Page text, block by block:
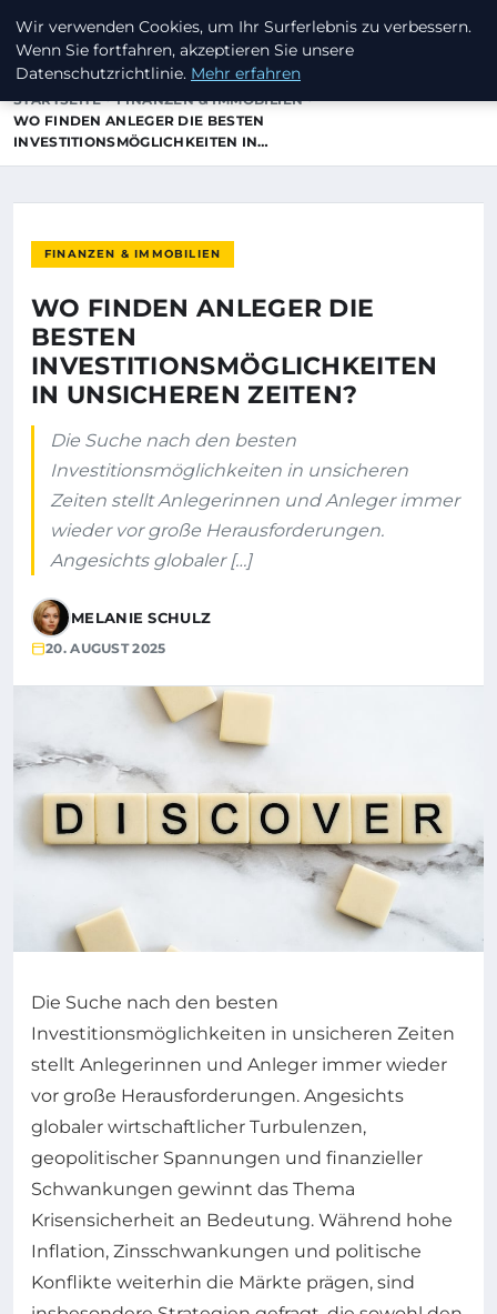
GUTSCHEINEWURST
STARTSEITE
FINANZEN & IMMOBILIEN
WO FINDEN ANLEGER DIE BESTEN
INVESTITIONSMÖGLICHKEITEN IN…
FINANZEN & IMMOBILIEN
WO FINDEN ANLEGER DIE
BESTEN
INVESTITIONSMÖGLICHKEITEN
IN UNSICHEREN ZEITEN?
Die Suche nach den besten
Investitionsmöglichkeiten in unsicheren
Zeiten stellt Anlegerinnen und Anleger immer
wieder vor große Herausforderungen.
Angesichts globaler […]
MELANIE SCHULZ
20. AUGUST 2025
Die Suche nach den besten
Investitionsmöglichkeiten in unsicheren Zeiten
stellt Anlegerinnen und Anleger immer wieder
vor große Herausforderungen. Angesichts
globaler wirtschaftlicher Turbulenzen,
geopolitischer Spannungen und finanzieller
Schwankungen gewinnt das Thema
Krisensicherheit an Bedeutung. Während hohe
Inflation, Zinsschwankungen und politische
Konflikte weiterhin die Märkte prägen, sind
Wir verwenden Cookies, um Ihr Surferlebnis zu verbessern.
Wenn Sie fortfahren, akzeptieren Sie unsere
Datenschutzrichtlinie. Mehr erfahren